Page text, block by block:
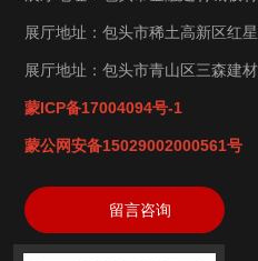
展厅地址：包头市稀土高新区红
展厅地址：包头市青山区三森建
蒙ICP备17004094号-1
蒙公网安备15029002000561号
留言咨询